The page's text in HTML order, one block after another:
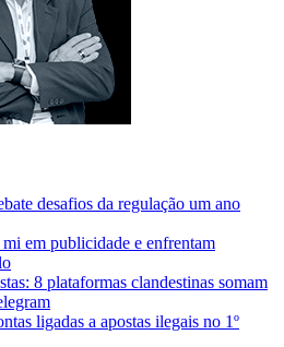
desafios da regulação um ano
em publicidade e enfrentam
8 plataformas clandestinas somam
ligadas a apostas ilegais no 1º